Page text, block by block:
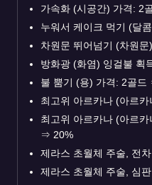
가속화 (시공간) 가격: 2
누워서 케이크 먹기 (달
차원문 뛰어넘기 (차원문
방화광 (화염) 잉걸불 획
불 뿜기 (용) 가격: 2골드
최고위 아르카나 (아르
최고위 아르카나 (아르
⇒ 20%
제라스 초월체 주술, 전
제라스 초월체 주술, 심